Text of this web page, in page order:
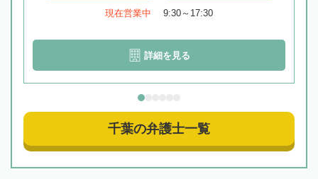
現在営業中 9:30～17:30
詳細を見る
千葉の弁護士一覧